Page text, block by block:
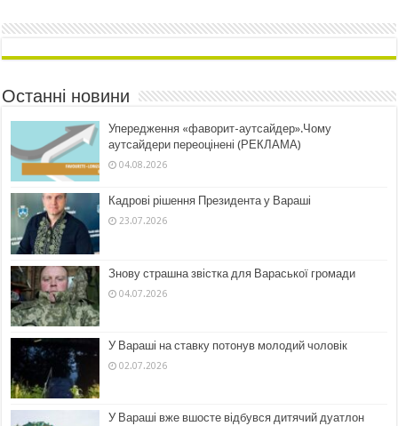
Останні новини
Упередження «фаворит-аутсайдер».Чому
аутсайдери переоцінені (РЕКЛАМА)
04.08.2026
Кадрові рішення Президента у Вараші
23.07.2026
Знову страшна звістка для Вараської громади
04.07.2026
У Вараші на ставку потонув молодий чоловік
02.07.2026
У Вараші вже вшосте відбувся дитячий дуатлон